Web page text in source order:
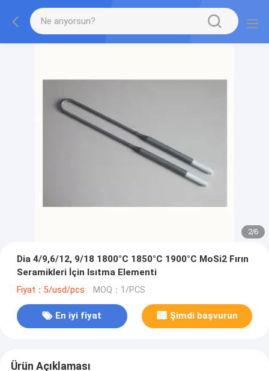
2/6
Dia 4/9,6/12, 9/18 1800°C 1850°C 1900°C MoSi2 Fırın
Seramikleri İçin Isıtma Elementi
Fiyat：5/usd/pcs MOQ：1/PCS
En iyi fiyat Şimdi başvurun
Ürün Açıklaması